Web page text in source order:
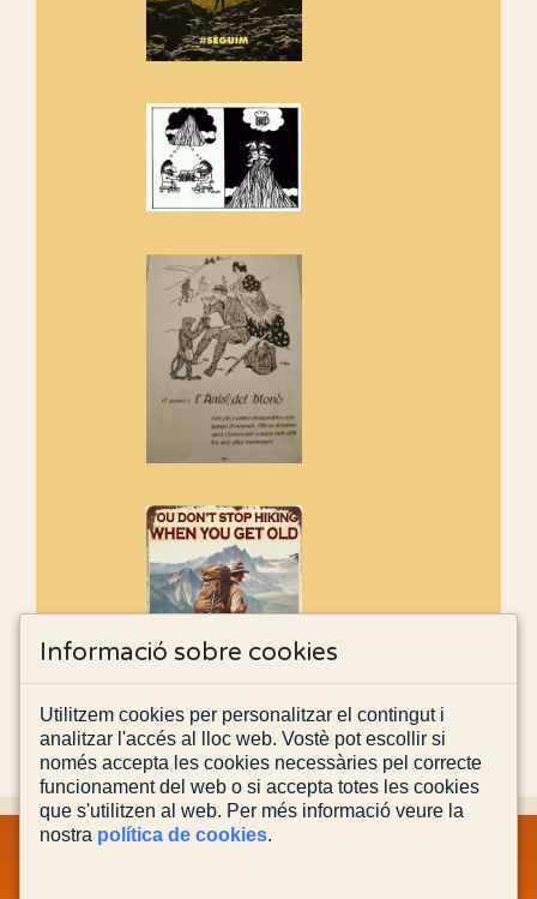
Amics de Sant Aniol d'Aguja
Els Centpeus estem implicats
de l'entorn de Sant Aniol
Informació sobre cookies
Utilitzem cookies per personalitzar el contingut i
analitzar l'accés al lloc web. Vostè pot escollir si
només accepta les cookies necessàries pel correcte
funcionament del web o si accepta totes les cookies
que s'utilitzen al web. Per més informació veure la
nostra política de cookies.